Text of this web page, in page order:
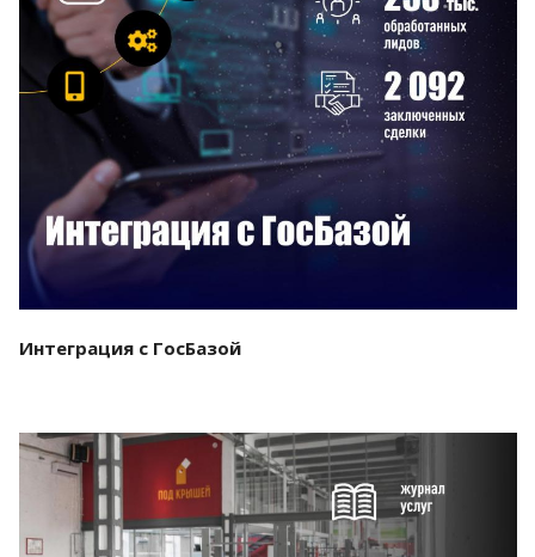
Смотреть проект
Интеграция с ГосБазой